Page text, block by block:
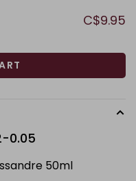
C$9.95
0.05
50ml